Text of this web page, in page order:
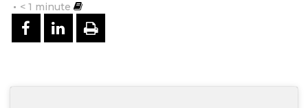
< 1 minute
PARTAGER SUR FACEBOOK
PARTAGER SUR LINKEDIN
IMPRIMER